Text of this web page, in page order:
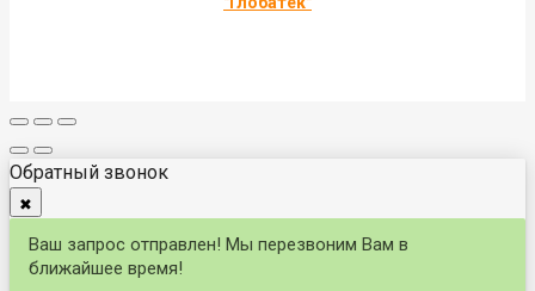
Обратный звонок
✖
Ваш запрос отправлен! Мы перезвоним Вам в
ближайшее время!